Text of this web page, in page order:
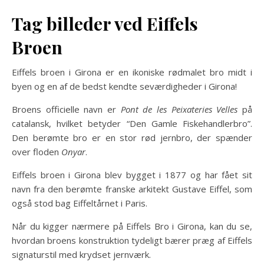
Tag billeder ved Eiffels
Broen
Eiffels broen i Girona er en ikoniske rødmalet bro midt i
byen og en af de bedst kendte seværdigheder i Girona!
Broens officielle navn er Pont de les Peixateries Velles på
catalansk, hvilket betyder “Den Gamle Fiskehandlerbro”.
Den berømte bro er en stor rød jernbro, der spænder
over floden Onyar.
Eiffels broen i Girona blev bygget i 1877 og har fået sit
navn fra den berømte franske arkitekt Gustave Eiffel, som
også stod bag Eiffeltårnet i Paris.
Når du kigger nærmere på Eiffels Bro i Girona, kan du se,
hvordan broens konstruktion tydeligt bærer præg af Eiffels
signaturstil med krydset jernværk.